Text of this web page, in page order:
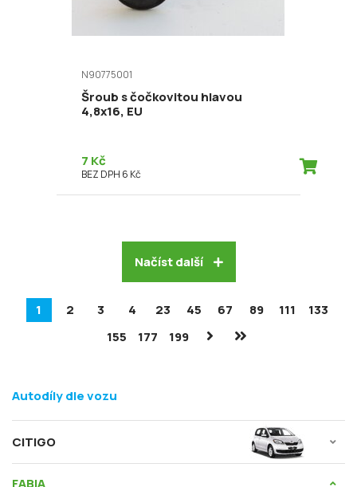
N90775001
Šroub s čočkovitou hlavou
4,8x16, EU
7 Kč
BEZ DPH 6 Kč
Načíst další
1 2 3 4 23 45 67 89 111
133
155
177 199
Autodíly dle vozu
CITIGO
FABIA